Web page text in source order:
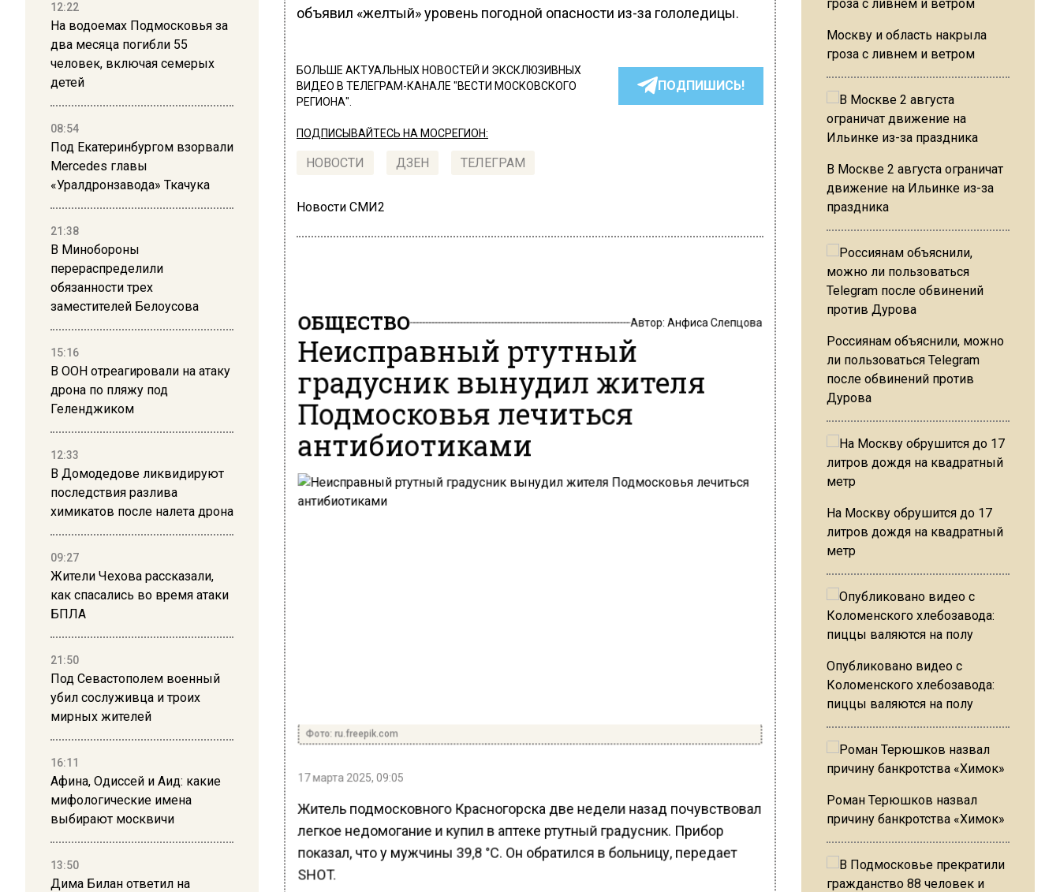
12:22
На водоемах Подмосковья за
два месяца погибли 55
человек, включая семерых
детей
08:54
Под Екатеринбургом взорвали
Mercedes главы
«Уралдронзавода» Ткачука
21:38
В Минобороны
перераспределили
обязанности трех
заместителей Белоусова
15:16
В ООН отреагировали на атаку
дрона по пляжу под
Геленджиком
12:33
В Домодедове ликвидируют
последствия разлива
химикатов после налета дрона
09:27
Жители Чехова рассказали,
как спасались во время атаки
БПЛА
21:50
Под Севастополем военный
убил сослуживца и троих
мирных жителей
16:11
Афина, Одиссей и Аид: какие
мифологические имена
выбирают москвичи
13:50
Дима Билан ответил на
объявил «желтый» уровень погодной опасности из-за гололедицы.
БОЛЬШЕ АКТУАЛЬНЫХ НОВОСТЕЙ И ЭКСКЛЮЗИВНЫХ
ВИДЕО В ТЕЛЕГРАМ-КАНАЛЕ "ВЕСТИ МОСКОВСКОГО
РЕГИОНА".
ПОДПИШИСЬ!
ПОДПИСЫВАЙТЕСЬ НА МОСРЕГИОН:
НОВОСТИ ДЗЕН ТЕЛЕГРАМ
Новости СМИ2
ОБЩЕСТВО Автор: Анфиса Слепцова
Неисправный ртутный
градусник вынудил жителя
Подмосковья лечиться
антибиотиками
Фото: ru.freepik.com
17 марта 2025, 09:05
Житель подмосковного Красногорска две недели назад почувствовал
легкое недомогание и купил в аптеке ртутный градусник. Прибор
показал, что у мужчины 39,8 °C. Он обратился в больницу, передает
SHOT.
Москву и область накрыла
гроза с ливнем и ветром
В Москве 2 августа ограничат
движение на Ильинке из-за
праздника
Россиянам объяснили, можно
ли пользоваться Telegram
после обвинений против
Дурова
На Москву обрушится до 17
литров дождя на квадратный
метр
Опубликовано видео с
Коломенского хлебозавода:
пиццы валяются на полу
Роман Терюшков назвал
причину банкротства «Химок»